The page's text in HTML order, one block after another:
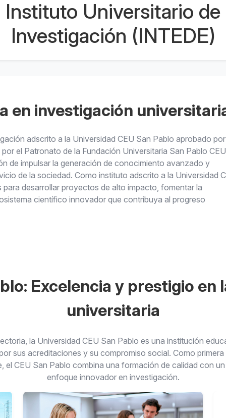
Instituto Universitario de
Investigación (INTEDE)
en investigación
adscrito a la Universidad CEU San Pablo aprobado por
el Patronato de la Fundación Universitaria San Pablo
de impulsar la generación de conocimiento avanzado y
de la sociedad. Como instituto adscrito a la Universidad
desarrollar proyectos de alto impacto, fomentar la
científico innovador que contribuya al progreso
Excelencia y prestigio en
universitaria
la Universidad CEU San Pablo es una institución
sus acreditaciones y su compromiso social. Como
el CEU San Pablo combina una formación de calidad con
enfoque innovador en investigación.